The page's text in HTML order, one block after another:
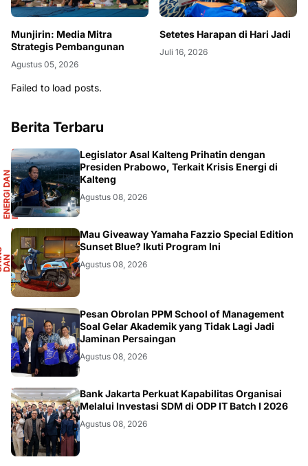
Munjirin: Media Mitra
Strategis Pembangunan
Agustus 05, 2026
Setetes Harapan di Hari Jadi
Juli 16, 2026
Failed to load posts.
Berita Terbaru
E
N
E
R
G
I
D
A
N
I
N
F
R
A
S
T
R
U
K
T
UR
Legislator Asal Kalteng Prihatin dengan
Presiden Prabowo, Terkait Krisis Energi di
Kalteng
Agustus 08, 2026
N
OF
Mau Giveaway Yamaha Fazzio Special Edition
Sunset Blue? Ikuti Program Ini
Agustus 08, 2026
DIKBUDRISTEK
Pesan Obrolan PPM School of Management
Soal Gelar Akademik yang Tidak Lagi Jadi
Jaminan Persaingan
Agustus 08, 2026
DIKBUDRISTEK
Bank Jakarta Perkuat Kapabilitas Organisai
Melalui Investasi SDM di ODP IT Batch I 2026
Agustus 08, 2026